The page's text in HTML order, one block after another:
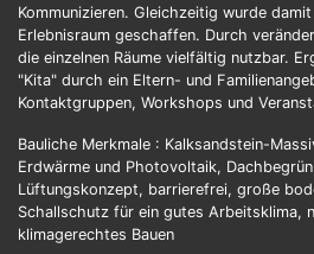
Kommunizieren. Gleichzeitig wurde
Erlebnisraum geschaffen. Durch
die einzelnen Räume vielfältig nutzbar.
"Kita" durch ein Eltern- und
Kontaktgruppen, Workshops und
Bauliche Merkmale : Kalksandstein-
Erdwärme und Photovoltaik,
Lüftungskonzept, barrierefrei, große
Schallschutz für ein gutes Arbeitsklima,
klimagerechtes Bauen